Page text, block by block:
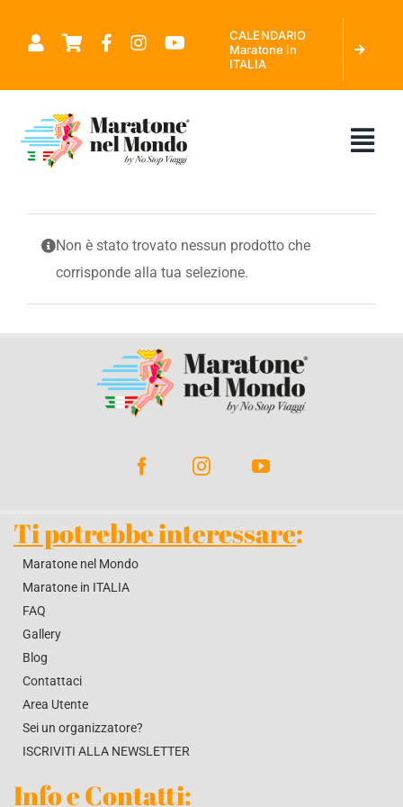
CALENDARIO
Maratone in
ITALIA
CHI SIAMO
MARATONE NEL MONDO
CALENDARIO MARATONE IN ITALIA
RICHIEDI PREVENTIVO
Non è stato trovato nessun prodotto che
corrisponde alla tua selezione.
Ti potrebbe interessare:
Maratone nel Mondo
Maratone in ITALIA
FAQ
Gallery
Blog
Contattaci
Area Utente
Sei un organizzatore?
ISCRIVITI ALLA NEWSLETTER
Info e Contatti: